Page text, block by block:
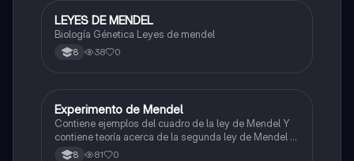
Biologia
LEYES DE MENDEL
Biología Génetica Leyes de mendel
8 38 0
Biologia
Experimento de Mendel
Contiene ejemplos del cuadro de la ley de Mendel Y
contiene teoría acerca de la segunda ley de Mendel y
la tercera ley de Mendel
8 81 0